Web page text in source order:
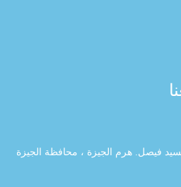
فيصل. هرم الجيزة ، محافظة الجيزة